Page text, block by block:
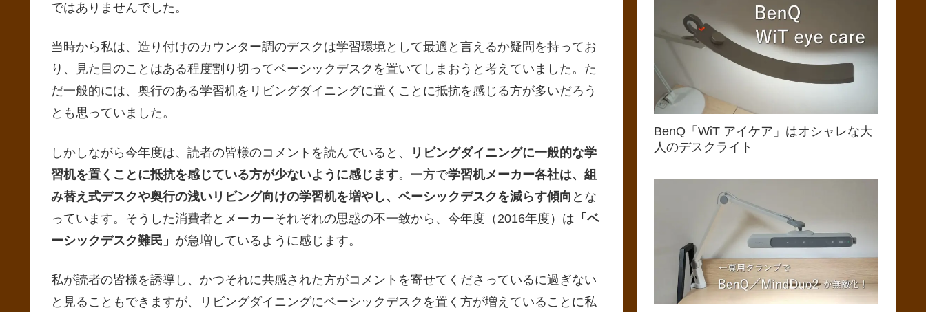
ではありませんでした。
当時から私は、造り付けのカウンター調のデスクは学習環境として最適と言えるか疑問を持ってお
り、見た目のことはある程度割り切ってベーシックデスクを置いてしまおうと考えていました。た
だ一般的には、奥行のある学習机をリビングダイニングに置くことに抵抗を感じる方が多いだろう
とも思っていました。
しかしながら今年度は、読者の皆様のコメントを読んでいると、
リビングダイニングに一般的な学
習机を置くことに抵抗を感じている方が少ないように感じます。一方で学習机メーカー各社は、組
み替え式デスクや奥行の浅いリビング向けの学習机を増やし、ベーシックデスクを減らす傾向 とな
っています。そうした消費者とメーカーそれぞれの思惑の不一致から、今年度（2016年度）は 「ベ
ーシックデスク難民」 が急増しているように感じます。
私が読者の皆様を誘導し、かつそれに共感された方がコメントを寄せてくださっているに過ぎない
と見ることもできますが、リビングダイニングにベーシックデスクを置く方が増えていることに私
BenQ「WiT アイケア」はオシャレな大
人のデスクライト